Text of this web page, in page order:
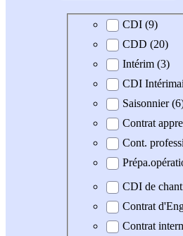
Type de contrat
CDI (9)
CDD (20)
Intérim (3)
CDI
Saisonnier
Contrat
Cont.
CDI de
Contrat
Contrat